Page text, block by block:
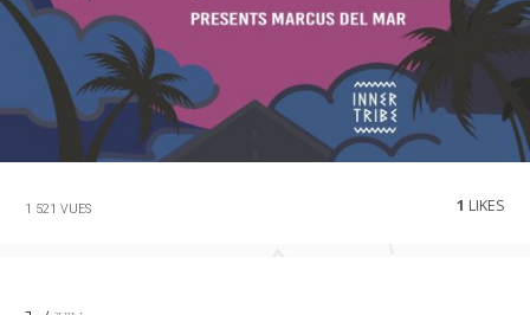
1 521 VUES 1 LIKES